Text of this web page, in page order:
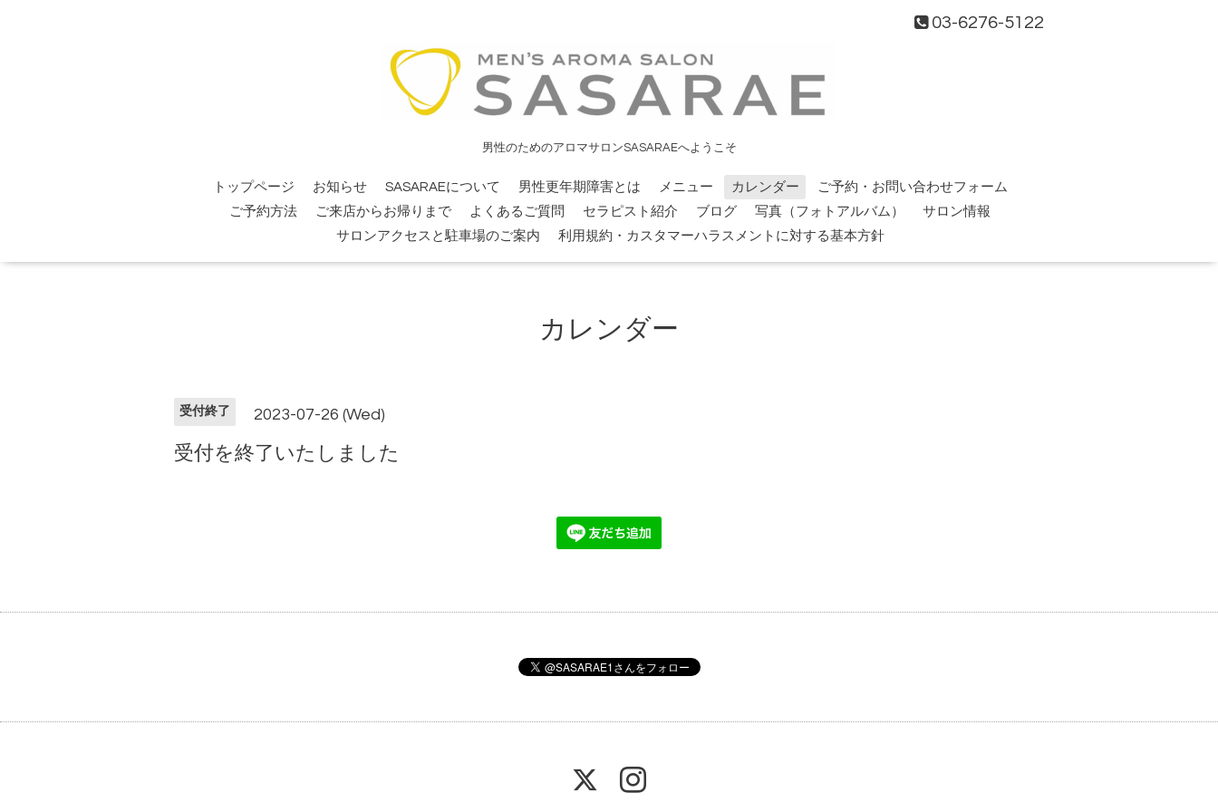
03-6276-5122
男性のためのアロマサロンSASARAEへようこそ
トップページ お知らせ SASARAEについて 男性更年期障害とは メニュー カレンダー
ご予約・お問い合わせフォーム
ご予約方法
ご来店からお帰りまで よくあるご質問 セラピスト紹介 ブログ 写真（フォトアルバム）
サロン情報
サロンアクセスと駐車場のご案内
利用規約・カスタマーハラスメントに対する基本方針
カレンダー
受付終了 2023-07-26 (Wed)
受付を終了いたしました